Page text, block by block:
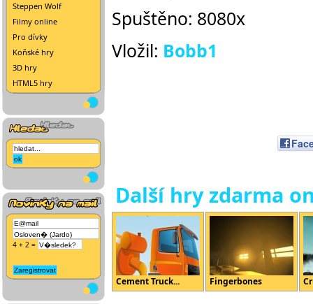
Steppen Wolf
Filmy online
Pro dívky
Koňské hry
3D hry
HTML5 hry
4 + 2 =
Spuštěno: 8080x
Vložil: Bobb1
Další hry zdarma
Cement Truck... Fingerbones